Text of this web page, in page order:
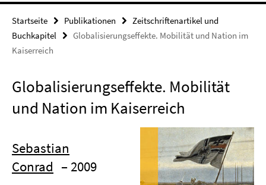
Startseite Publikationen
Zeitschriftenartikel und
Buchkapitel
Globalisierungseffekte. Mobilität und Nation im
Kaiserreich
Globalisierungseffekte. Mobilität
und Nation im Kaiserreich
Sebastian
Conrad – 2009